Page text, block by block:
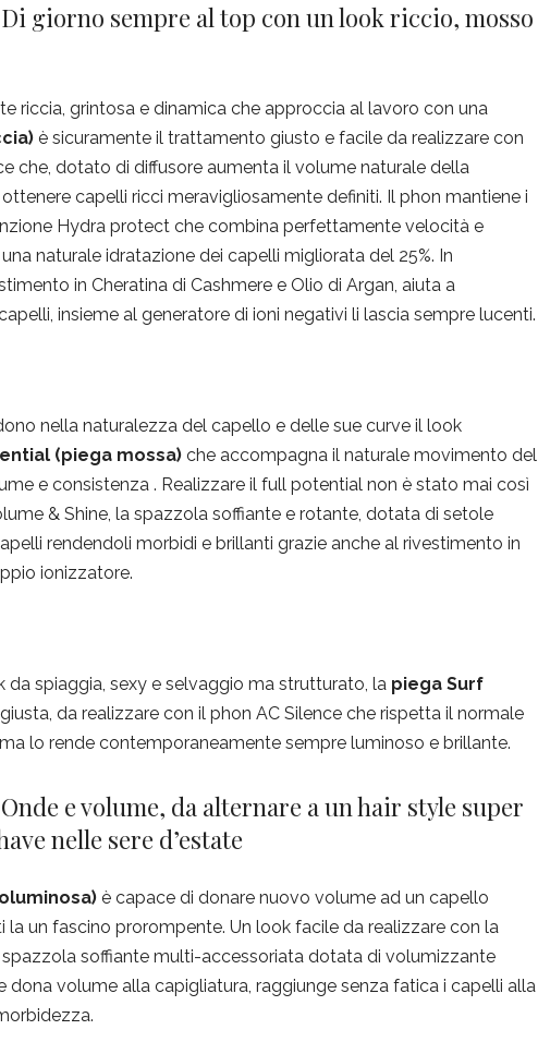
giorno sempre al top con un look riccio, mosso
riccia, grintosa e dinamica che approccia al lavoro con una
è sicuramente il trattamento giusto e facile da realizzare con
che, dotato di diffusore aumenta il volume naturale della
capelli ricci meravigliosamente definiti. Il phon mantiene i
Hydra protect che combina perfettamente velocità e
naturale idratazione dei capelli migliorata del 25%. In
in Cheratina di Cashmere e Olio di Argan, aiuta a
insieme al generatore di ioni negativi li lascia sempre lucenti.
nella naturalezza del capello e delle sue curve il look
(piega mossa) che accompagna il naturale movimento del
e consistenza . Realizzare il full potential non è stato mai così
& Shine, la spazzola soffiante e rotante, dotata di setole
rendendoli morbidi e brillanti grazie anche al rivestimento in
ionizzatore.
da spiaggia, sexy e selvaggio ma strutturato, la piega Surf
da realizzare con il phon AC Silence che rispetta il normale
lo rende contemporaneamente sempre luminoso e brillante.
e volume, da alternare a un hair style super
nelle sere d’estate
è capace di donare nuovo volume ad un capello
un fascino prorompente. Un look facile da realizzare con la
spazzola soffiante multi-accessoriata dotata di volumizzante
dona volume alla capigliatura, raggiunge senza fatica i capelli alla